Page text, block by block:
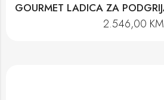
2.546,00 KM